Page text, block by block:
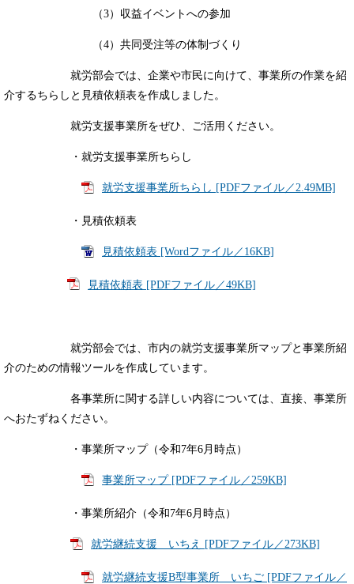
（3）収益イベントへの参加
（4）共同受注等の体制づくり
就労部会では、企業や市民に向けて、事業所の作業を紹
介するちらしと見積依頼表を作成しました。
就労支援事業所をぜひ、ご活用ください。
・就労支援事業所ちらし
就労支援事業所ちらし [PDFファイル／2.49MB]
・見積依頼表
見積依頼表 [Wordファイル／16KB]
見積依頼表 [PDFファイル／49KB]
就労部会では、市内の就労支援事業所マップと事業所紹
介のための情報ツールを作成しています。
各事業所に関する詳しい内容については、直接、事業所
へおたずねください。
・事業所マップ（令和7年6月時点）
事業所マップ [PDFファイル／259KB]
・事業所紹介 （令和7年6月時点）
就労継続支援 いちえ [PDFファイル／273KB]
就労継続支援B型事業所 いちご [PDFファイル／